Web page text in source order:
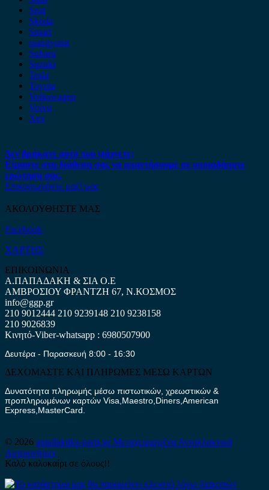
Seat
Skoda
Smart
ssangyong
Subaru
Suzuki
Tesla
Toyota
Volkswagen
Volvo
Xev
Δεν βρήκατε αυτό που ψάχνετε;
Είμαστε στη διάθεση σας να απαντήσουμε σε οποιαδήποτε
ερώτηση σας.
Επικοινωνήστε μαζί μας
ΑΚΟΛΟΥΘΗΣΤΕ ΜΑΣ
Facebook
ΧΑΡΤΗΣ
ΕΠΙΚΟΙΝΩΝΙΑ
Α.ΠΑΠΑΔΑΚΗ & ΣΙΑ Ο.Ε
ΑΜΒΡΟΣΙΟΥ ΦΡΑΝΤΖΗ 67, Ν.ΚΟΣΜΟΣ
info@ggp.gr
210 9012444 210 9239148 210 9238158
210 9026839
Κινητό-Viber-whatsapp : 6980507900
Δευτέρα - Παρασκευή 8:00 - 16:30
ΔΕΧΟΜΑΣΤΕ ΚΑΙ ΠΛΗΡΩΜΕΣ ΜΕΣΩ ΚΑΡΤΩΝ
Δυνατότητα πληρωμής μέσω πιστωτικών, χρεωστικών &
προπληρωμένων καρτών Visa,Maestro,Diners,American
Express,MasterCard.
© 2026 antallaktika-parts.grΜεταχειρισμένα Ανταλλακτικά
Αυτοκινήτων
Καλό καλοκαίρι σε όλους!!